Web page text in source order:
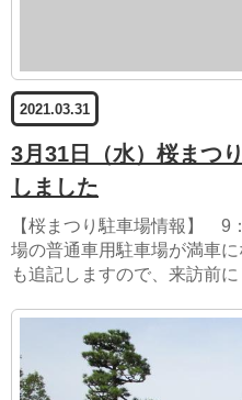
2021.03.31
3月31日（水）桜まつ
しました
【桜まつり駐車場情報】
場の普通車用駐車場が満車
も追記しますので、来訪前